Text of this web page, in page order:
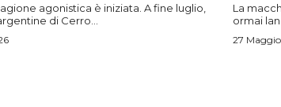
agonistica è iniziata. A fine luglio,
di Cerro...
La
ormai
27